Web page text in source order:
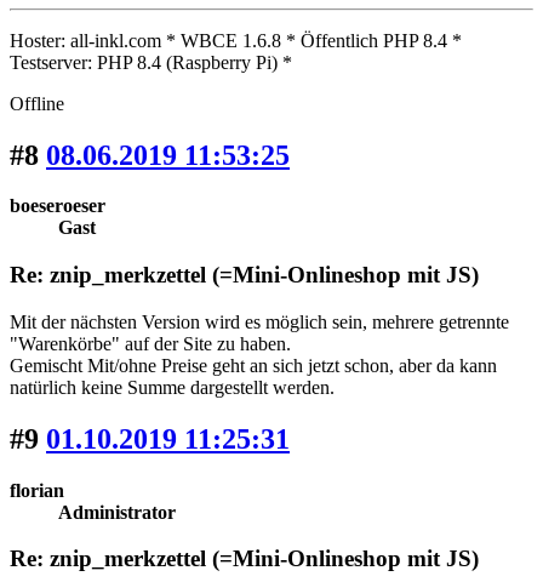
Hoster: all-inkl.com * WBCE 1.6.8 * Öffentlich PHP 8.4 *
Testserver: PHP 8.4 (Raspberry Pi) *
Offline
#8 08.06.2019 11:53:25
boeseroeser
Gast
Re: znip_merkzettel (=Mini-Onlineshop mit JS)
Mit der nächsten Version wird es möglich sein, mehrere getrennte
"Warenkörbe" auf der Site zu haben.
Gemischt Mit/ohne Preise geht an sich jetzt schon, aber da kann
natürlich keine Summe dargestellt werden.
#9 01.10.2019 11:25:31
florian
Administrator
Re: znip_merkzettel (=Mini-Onlineshop mit JS)